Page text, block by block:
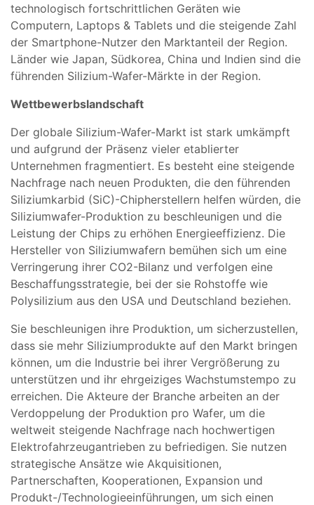
technologisch fortschrittlichen Geräten wie
Computern, Laptops & Tablets und die steigende Zahl
der Smartphone-Nutzer den Marktanteil der Region.
Länder wie Japan, Südkorea, China und Indien sind die
führenden Silizium-Wafer-Märkte in der Region.
Wettbewerbslandschaft
Der globale Silizium-Wafer-Markt ist stark umkämpft
und aufgrund der Präsenz vieler etablierter
Unternehmen fragmentiert. Es besteht eine steigende
Nachfrage nach neuen Produkten, die den führenden
Siliziumkarbid (SiC)-Chipherstellern helfen würden, die
Siliziumwafer-Produktion zu beschleunigen und die
Leistung der Chips zu erhöhen Energieeffizienz. Die
Hersteller von Siliziumwafern bemühen sich um eine
Verringerung ihrer CO2-Bilanz und verfolgen eine
Beschaffungsstrategie, bei der sie Rohstoffe wie
Polysilizium aus den USA und Deutschland beziehen.
Sie beschleunigen ihre Produktion, um sicherzustellen,
dass sie mehr Siliziumprodukte auf den Markt bringen
können, um die Industrie bei ihrer Vergrößerung zu
unterstützen und ihr ehrgeiziges Wachstumstempo zu
erreichen. Die Akteure der Branche arbeiten an der
Verdoppelung der Produktion pro Wafer, um die
weltweit steigende Nachfrage nach hochwertigen
Elektrofahrzeugantrieben zu befriedigen. Sie nutzen
strategische Ansätze wie Akquisitionen,
Partnerschaften, Kooperationen, Expansion und
Produkt-/Technologieeinführungen, um sich einen